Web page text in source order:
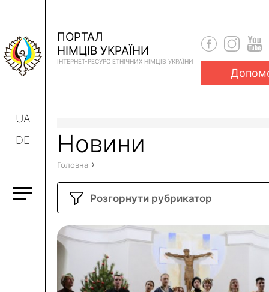
UA
DE
ПОРТАЛ
НІМЦІВ УКРАЇНИ
ІНТЕРНЕТ-РЕСУРС ЕТНІЧНИХ НІМЦІВ УКРАЇНИ
Новини
Головна ›
Розгорнути рубрикатор